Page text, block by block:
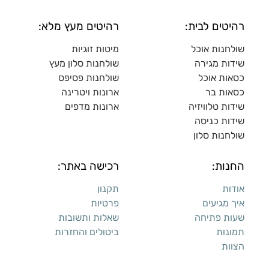
רהיטים לבית:
שולחנות אוכל
שידות מגירה
כסאות אוכל
כסאות בר
שידות טלוויזיה
שידות כניסה
שולחנות סלון
רהיטים מעץ מלא:
מיטות זוגיות
שולחנות סלון מעץ
שולחנות פסיפס
ארונות ויטרינה
ארונות מדפים
החנות:
אודות
איך מגיעים
שעות פתיחה
תמונות
הצוות
רכישה באתר:
תקנון
פרטיות
שאלות ותשובות
ביטולים והחזרות